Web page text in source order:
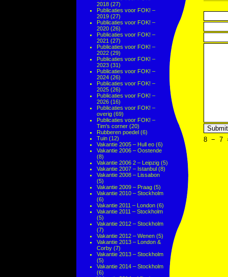
2018 (27)
Publicaties voor FOK! –
2019 (27)
Publicaties voor FOK! –
2020 (26)
Publicaties voor FOK! –
2021 (27)
Publicaties voor FOK! –
2022 (29)
Publicaties voor FOK! –
2023 (31)
Publicaties voor FOK! –
2024 (26)
Publicaties voor FOK! –
2025 (26)
Publicaties voor FOK! –
2026 (16)
Publicaties voor FOK! –
overig (69)
Publicaties voor FOK! –
Tim's corner (20)
Rubberen poedel (6)
Tuin (12)
Vakantie 2005 – Hull eo (6)
Vakantie 2006 – Oostende
(8)
Vakantie 2006 2 – Leipzig (5)
Vakantie 2007 – Istanbul (8)
Vakantie 2008 – Lissabon
(5)
Vakantie 2009 – Praag (5)
Vakantie 2010 – Stockholm
(6)
Vakantie 2011 – London (6)
Vakantie 2011 – Stockholm
(5)
Vakantie 2012 – Stockholm
(7)
Vakantie 2012 – Wenen (5)
Vakantie 2013 – London &
Corby (7)
Vakantie 2013 – Stockholm
(5)
Vakantie 2014 – Stockholm
(6)
8 − 7